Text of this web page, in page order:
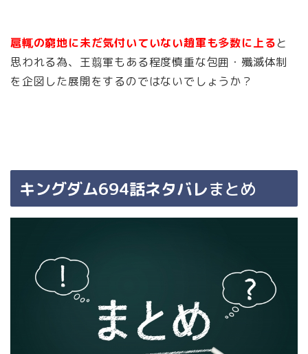
扈輒の窮地に未だ気付いていない趙軍も多数に上ると
思われる為、 王翦軍もある程度慎重な包囲・殲滅体制
を企図した展開をするのではないでしょうか？
キングダム694話ネタバレまとめ